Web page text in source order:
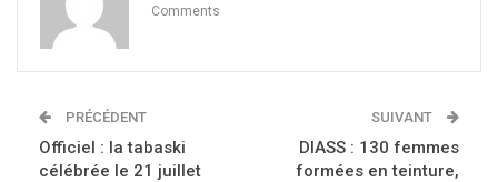
Comments
PRÉCÉDENT
Officiel : la tabaski
célébrée le 21 juillet
SUIVANT
DIASS : 130 femmes
formées en teinture,